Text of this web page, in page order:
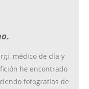
médico de día y
he encontrado
fotografías de